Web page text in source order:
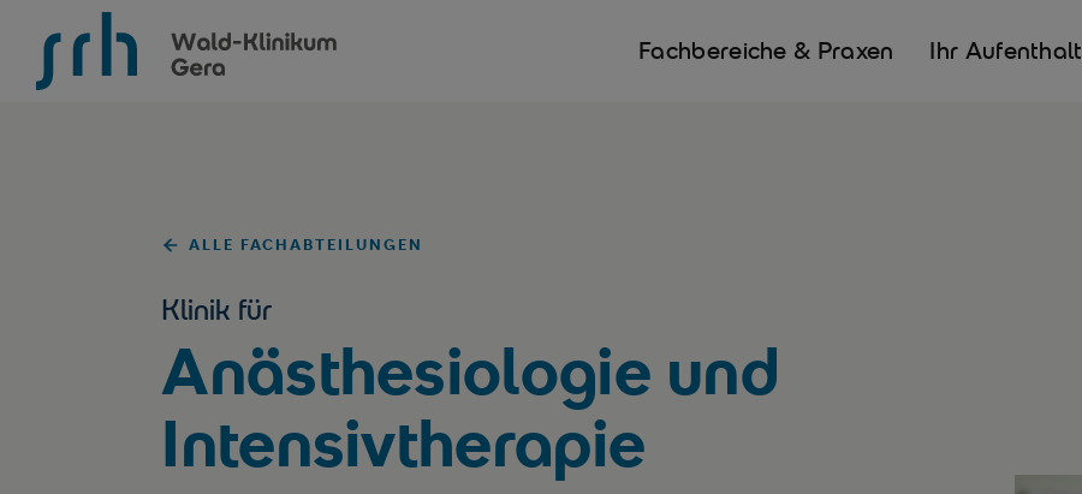
Fachbereiche & Praxen Ihr Aufenthalt
ALLE FACHABTEILUNGEN
Klinik für
Anästhesiologie und
Intensivtherapie